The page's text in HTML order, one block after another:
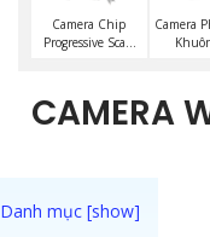
Camera Chip
Progressive Scan
Camera
CAMERA